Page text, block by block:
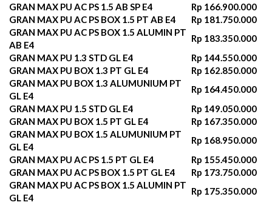
GRAN MAX PU AC PS 1.5 AB SP E4
Rp 166.900.000
GRAN MAX PU AC PS BOX 1.5 PT AB E4
Rp 181.750.000
GRAN MAX PU AC PS BOX 1.5 ALUMIN PT
AB E4
Rp 183.350.000
GRAN MAX PU 1.3 STD GL E4
Rp 144.550.000
GRAN MAX PU BOX 1.3 PT GL E4
Rp 162.850.000
GRAN MAX PU BOX 1.3 ALUMUNIUM PT
GL E4
Rp 164.450.000
GRAN MAX PU 1.5 STD GL E4
Rp 149.050.000
GRAN MAX PU BOX 1.5 PT GL E4
Rp 167.350.000
GRAN MAX PU BOX 1.5 ALUMUNIUM PT
GL E4
Rp 168.950.000
GRAN MAX PU AC PS 1.5 PT GL E4
Rp 155.450.000
GRAN MAX PU AC PS BOX 1.5 PT GL E4
Rp 173.750.000
GRAN MAX PU AC PS BOX 1.5 ALUMIN PT
GL E4
Rp 175.350.000